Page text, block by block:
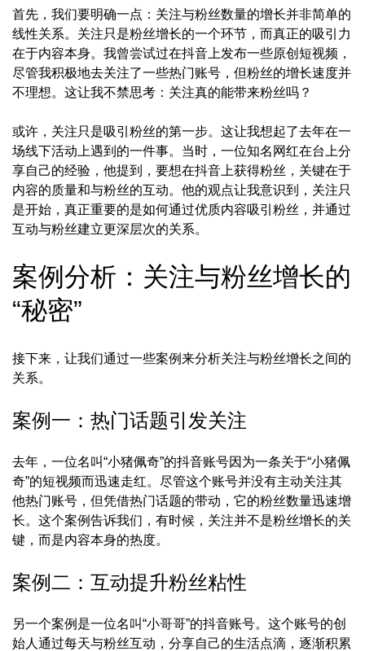
首先，我们要明确一点：关注与粉丝数量的增长并非简单的
线性关系。关注只是粉丝增长的一个环节，而真正的吸引力
在于内容本身。我曾尝试过在抖音上发布一些原创短视频，
尽管我积极地去关注了一些热门账号，但粉丝的增长速度并
不理想。这让我不禁思考：关注真的能带来粉丝吗？
或许，关注只是吸引粉丝的第一步。这让我想起了去年在一
场线下活动上遇到的一件事。当时，一位知名网红在台上分
享自己的经验，他提到，要想在抖音上获得粉丝，关键在于
内容的质量和与粉丝的互动。他的观点让我意识到，关注只
是开始，真正重要的是如何通过优质内容吸引粉丝，并通过
互动与粉丝建立更深层次的关系。
案例分析：关注与粉丝增长的
“秘密”
接下来，让我们通过一些案例来分析关注与粉丝增长之间的
关系。
案例一：热门话题引发关注
去年，一位名叫“小猪佩奇”的抖音账号因为一条关于“小猪佩
奇”的短视频而迅速走红。尽管这个账号并没有主动关注其
他热门账号，但凭借热门话题的带动，它的粉丝数量迅速增
长。这个案例告诉我们，有时候，关注并不是粉丝增长的关
键，而是内容本身的热度。
案例二：互动提升粉丝粘性
另一个案例是一位名叫“小哥哥”的抖音账号。这个账号的创
始人通过每天与粉丝互动，分享自己的生活点滴，逐渐积累